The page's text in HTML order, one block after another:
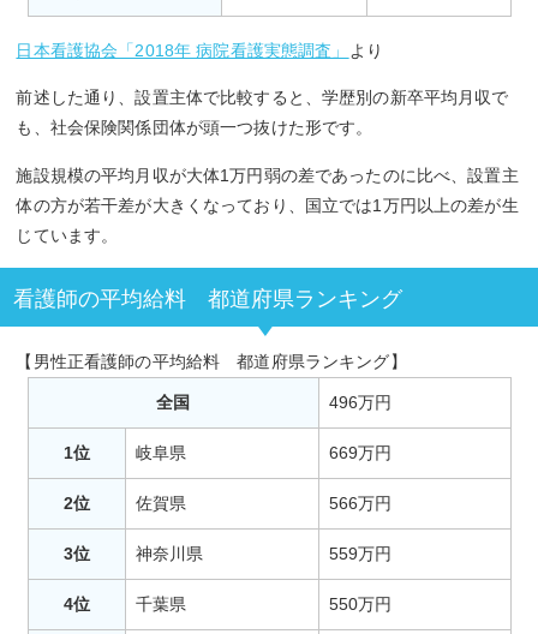
日本看護協会「2018年 病院看護実態調査」 より
前述した通り、設置主体で比較すると、学歴別の新卒平均月収で
も、社会保険関係団体が頭一つ抜けた形です。
施設規模の平均月収が大体1万円弱の差であったのに比べ、設置主
体の方が若干差が大きくなっており、国立では1万円以上の差が生
じています。
看護師の平均給料 都道府県ランキング
【男性正看護師の平均給料 都道府県ランキング】
全国 496万円
1位 岐阜県 669万円
2位 佐賀県 566万円
3位 神奈川県 559万円
4位 千葉県 550万円